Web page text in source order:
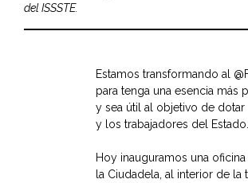
del ISSSTE.
Estamos transformando al
para tenga una esencia más
y sea útil al objetivo de dotar
y los trabajadores del Estado.
Hoy inauguramos una
la Ciudadela, al interior de la